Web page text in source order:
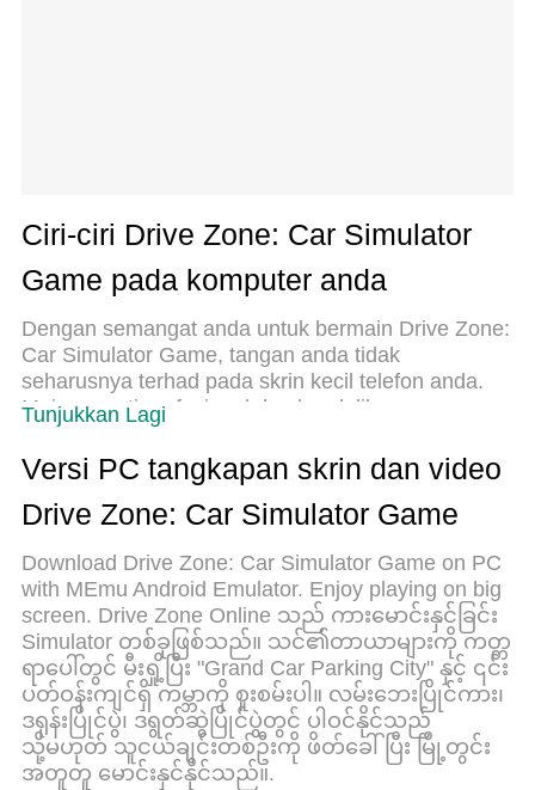
Ciri-ciri Drive Zone: Car Simulator
Game pada komputer anda
Dengan semangat anda untuk bermain Drive Zone:
Car Simulator Game, tangan anda tidak
seharusnya terhad pada skrin kecil telefon anda.
Main seperti profesional dan kendalikan
sepenuhnya permainan anda dengan papan
kekunci dan tetikus. MEmu menawarkan semua
perkara yang anda harapkan. Muat turun dan
mainkan Drive Zone: Car Simulator Game di PC.
data mudah alih dan panggilan yang mengganggu.
MEmu 9 yang baru adalah pilihan terbaik untuk
bermain Drive Zone: Car Simulator Game di PC.
Disiapkan dengan kepakaran kami, sistem
pemetaan kunci pratetap yang indah menjadikan
Drive Zone: Car Simulator Game permainan PC
sebenar. Dikodkan dengan penyerapan kami,
pengurus multi-instance menjadikan bermain 2
atau lebih akaun pada peranti yang sama mungkin.
Tunjukkan Lagi
Versi PC tangkapan skrin dan video
Drive Zone: Car Simulator Game
Download Drive Zone: Car Simulator Game on PC
with MEmu Android Emulator. Enjoy playing on big
screen. Drive Zone Online သည် ကားမောင်းနှင်ခြင်း
Simulator တစ်ခုဖြစ်သည်။ သင်၏တာယာများကို ကတ္တ
ရာပေါ်တွင် မီးရှို့ပြီး "Grand Car Parking City" နှင့် ၎င်း
ပတ်ဝန်းကျင်ရှိ ကမ္ဘာကို စူးစမ်းပါ။ လမ်းဘေးပြိုင်ကား၊
ဒရုန်းပြိုင်ပွဲ၊ ဒရွတ်ဆွဲပြိုင်ပွဲတွင် ပါဝင်နိုင်သည်
သို့မဟုတ် သူငယ်ချင်းတစ်ဦးကို ဖိတ်ခေါ်ပြီး မြို့တွင်း
အတူတူ မောင်းနှင်နိုင်သည်။.